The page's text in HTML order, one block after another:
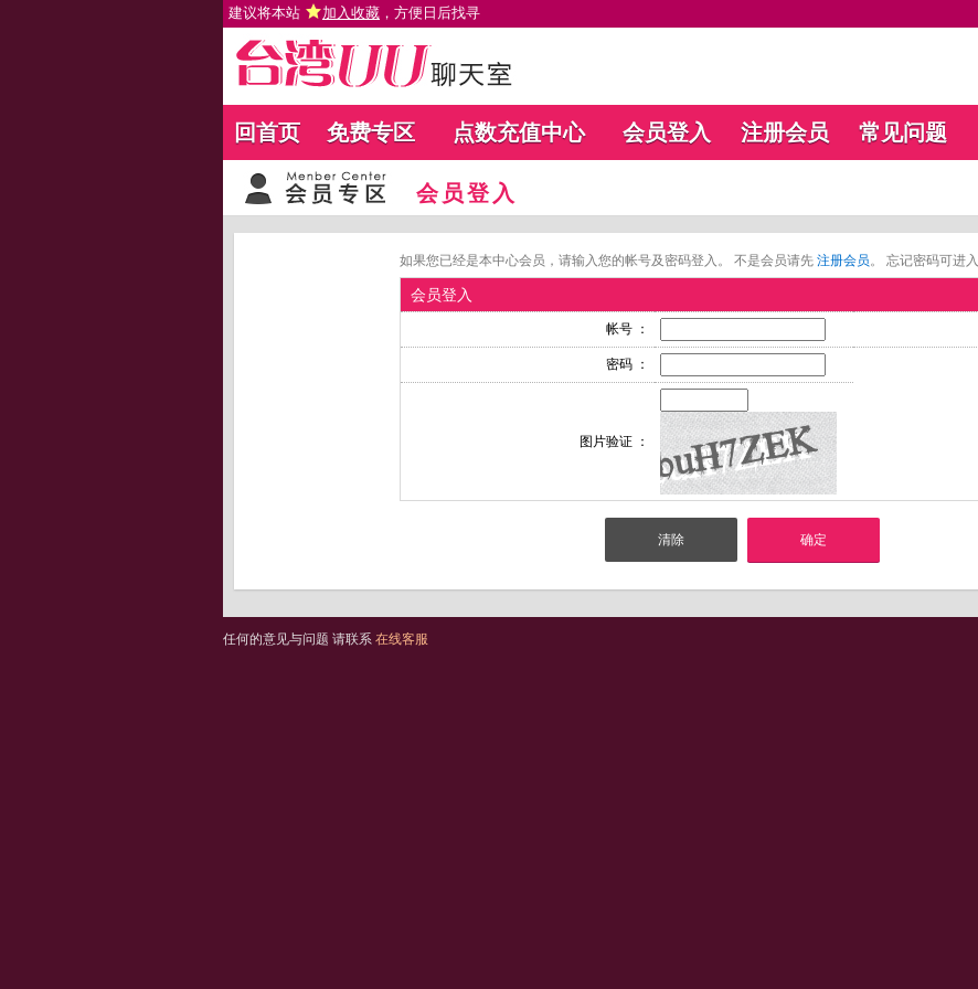
建议将本站 加入收藏 ，方便日后找寻
回首页 免费专区 点数充值中心 会员登入 注册会员 常见问题
会员登入
如果您已经是本中心会员，请输入您的帐号及密码登入。 不是会员请先 注册会员。 忘记密码可进入
会员登入
帐号 ：
密码 ：
图片验证 ：
任何的意见与问题 请联系 在线客服